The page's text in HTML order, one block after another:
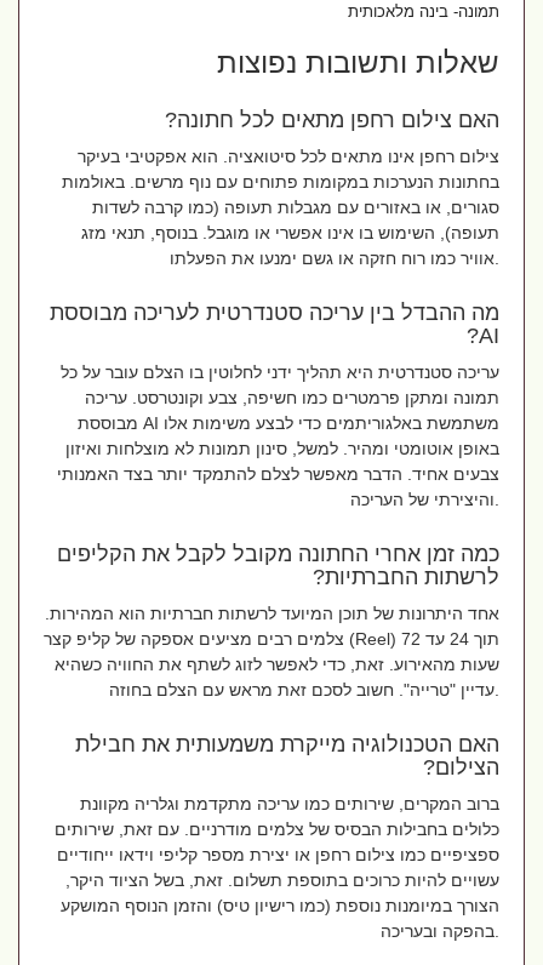
תמונה- בינה מלאכותית
שאלות ותשובות נפוצות
האם צילום רחפן מתאים לכל חתונה?
צילום רחפן אינו מתאים לכל סיטואציה. הוא אפקטיבי בעיקר
בחתונות הנערכות במקומות פתוחים עם נוף מרשים. באולמות
סגורים, או באזורים עם מגבלות תעופה (כמו קרבה לשדות
תעופה), השימוש בו אינו אפשרי או מוגבל. בנוסף, תנאי מזג
מה ההבדל בין עריכה סטנדרטית לעריכה מבוססת
AI?
עריכה סטנדרטית היא תהליך ידני לחלוטין בו הצלם עובר על כל
תמונה ומתקן פרמטרים כמו חשיפה, צבע וקונטרסט. עריכה
מבוססת AI משתמשת באלגוריתמים כדי לבצע משימות אלו
באופן אוטומטי ומהיר. למשל, סינון תמונות לא מוצלחות ואיזון
צבעים אחיד. הדבר מאפשר לצלם להתמקד יותר בצד האמנותי
כמה זמן אחרי החתונה מקובל לקבל את הקליפים
לרשתות החברתיות?
אחד היתרונות של תוכן המיועד לרשתות חברתיות הוא המהירות.
צלמים רבים מציעים אספקה של קליפ קצר (Reel) תוך 24 עד 72
שעות מהאירוע. זאת, כדי לאפשר לזוג לשתף את החוויה כשהיא
האם הטכנולוגיה מייקרת משמעותית את חבילת
הצילום?
ברוב המקרים, שירותים כמו עריכה מתקדמת וגלריה מקוונת
כלולים בחבילות הבסיס של צלמים מודרניים. עם זאת, שירותים
ספציפיים כמו צילום רחפן או יצירת מספר קליפי וידאו ייחודיים
עשויים להיות כרוכים בתוספת תשלום. זאת, בשל הציוד היקר,
הצורך במיומנות נוספת (כמו רישיון טיס) והזמן הנוסף המושקע